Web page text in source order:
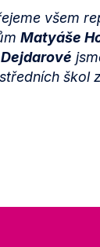
všem
Matyáše
škol